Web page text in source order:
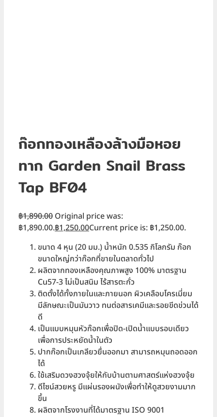
ก๊อกทองเหลืองล้างมือหอย
ทาก Garden Snail Brass
Tap BF04
฿1,890.00 Original price was:
฿1,890.00.฿1,250.00Current price is: ฿1,250.00.
ขนาด 4 หุน (20 มม.) น้ำหนัก 0.535 กิโลกรัม ก๊อก
ขนาดใหญ่กว่าก๊อกที่ขายในตลาดทั่วไป
ผลิตจากทองเหลืองคุณภาพสูง 100% มาตรฐาน
Cu57-3 ไม่เป็นสนิม ไร้สารตะกั่ว
ติดตั้งได้ทั้งภายในและภายนอก ผิวเคลือบโครเมี่ยม
มีลักษณะเป็นมันวาว ทนต่อสารเคมีและรอยขีดข่วนได้
ดี
เป็นแบบหมุนหัวก๊อกเพื่อปิด-เปิดน้ำแบบรอบเดียว
เพื่อการประหยัดน้ำในตัว
ปากก๊อกเป็นเกลียวยื่นออกมา สามารถหมุนถอดออก
ได้
ใช้เสริมดวงฮวงจุ้ยให้กับบ้านตามศาสตร์แห่งฮวงจุ้ย
ดีไซน์สวยหรู มีแผ่นรองผนังเพื่อทำให้ดูสวยงามมาก
ขึ้น
ผลิตจากโรงงานที่ได้มาตรฐาน ISO 9001